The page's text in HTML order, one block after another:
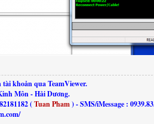
khoản qua TeamViewer.
Môn - Hải Dương.
(Tuan Pham) - SMS/iMessage :